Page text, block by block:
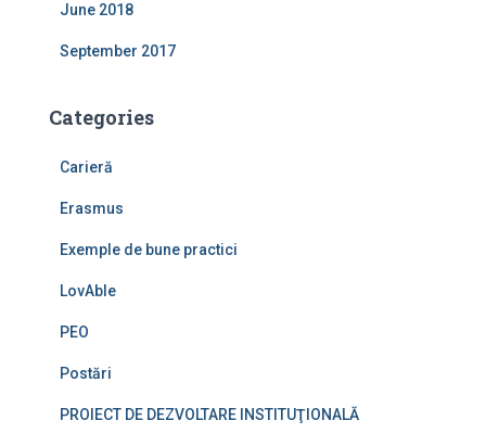
June 2018
September 2017
Categories
Carieră
Erasmus
Exemple de bune practici
LovAble
PEO
Postări
PROIECT DE DEZVOLTARE INSTITUŢIONALĂ